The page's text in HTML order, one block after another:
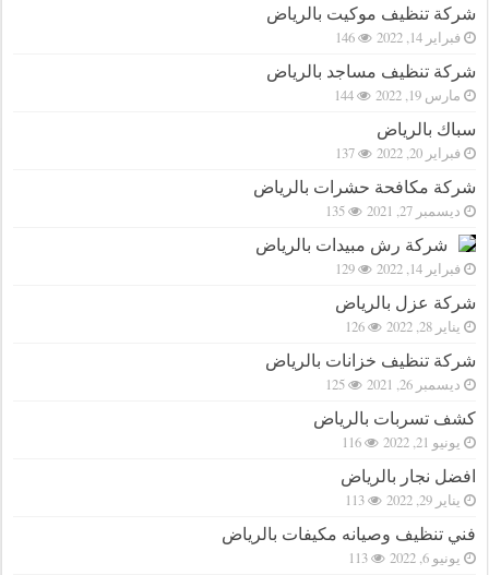
شركة تنظيف موكيت بالرياض
فبراير 14, 2022 146
شركة تنظيف مساجد بالرياض
مارس 19, 2022 144
سباك بالرياض
فبراير 20, 2022 137
شركة مكافحة حشرات بالرياض
ديسمبر 27, 2021 135
شركة رش مبيدات بالرياض
فبراير 14, 2022 129
شركة عزل بالرياض
يناير 28, 2022 126
شركة تنظيف خزانات بالرياض
ديسمبر 26, 2021 125
كشف تسربات بالرياض
يونيو 21, 2022 116
افضل نجار بالرياض
يناير 29, 2022 113
فني تنظيف وصيانه مكيفات بالرياض
يونيو 6, 2022 113